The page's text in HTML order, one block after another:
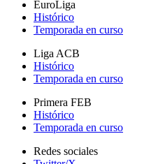
EuroLiga
Histórico
Temporada en curso
Liga ACB
Histórico
Temporada en curso
Primera FEB
Histórico
Temporada en curso
Redes sociales